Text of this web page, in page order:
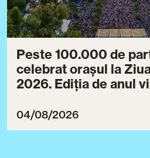
Peste 100.000 de
celebrat orașul la
2026. Ediția de anul
04/08/2026